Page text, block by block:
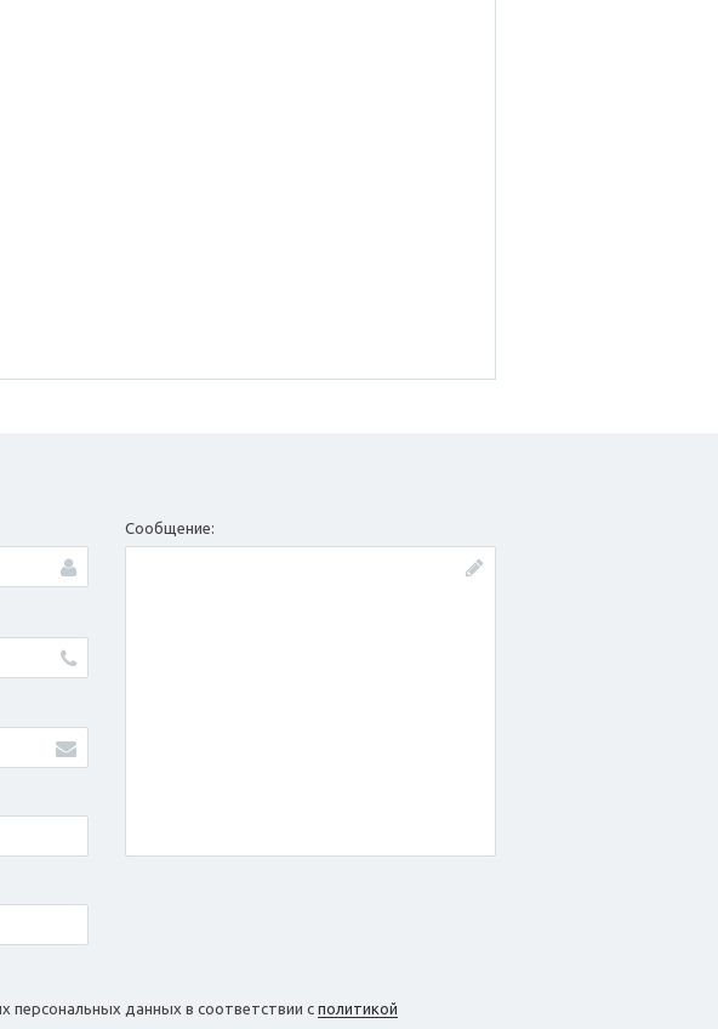
Сообщение:
персональных данных в соответствии с политикой